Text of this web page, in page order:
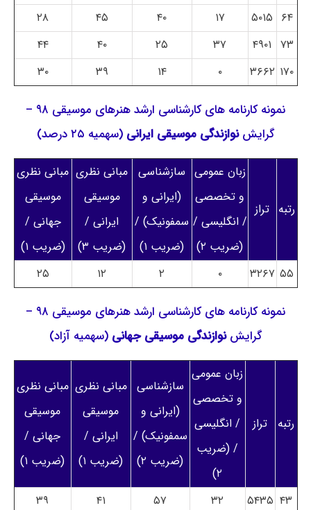
۶۴ ۵۰۱۵ ۱۷ ۴۰ ۴۵
۲۸
۷۳ ۴۹۰۱ ۳۷ ۲۵ ۴۰
۴۴
۱۷۰ ۳۶۶۲ ۰ ۱۴ ۳۹ ۳۰
نمونه کارنامه های کارشناسی ارشد هنرهای موسیقی ۹۸ –
گرایشنوازندگی موسیقی ایرانی (سهمیه ۲۵ درصد)
رتبه تراز
زبان عمومی
و تخصصی
/ انگلیسی /
(ضریب ۲)
سازشناسی
(ایرانی و
سمفونیک) /
(ضریب ۱)
مبانی نظری
موسیقی
ایرانی /
(ضریب ۳)
مبانی نظری
موسیقی
جهانی /
(ضریب ۱)
۵۵ ۳۲۶۷ ۰ ۲ ۱۲ ۲۵
نمونه کارنامه های کارشناسی ارشد هنرهای موسیقی ۹۸ –
گرایشنوازندگی موسیقی جهانی (سهمیه آزاد)
رتبه تراز
زبان عمومی
و تخصصی
/ انگلیسی
/ (ضریب
۲)
سازشناسی
(ایرانی و
سمفونیک) /
(ضریب ۲)
مبانی نظری
موسیقی
ایرانی /
(ضریب ۱)
مبانی نظری
موسیقی
جهانی /
(ضریب ۱)
۴۳ ۵۴۳۵ ۳۲ ۵۷ ۴۱
۳۹